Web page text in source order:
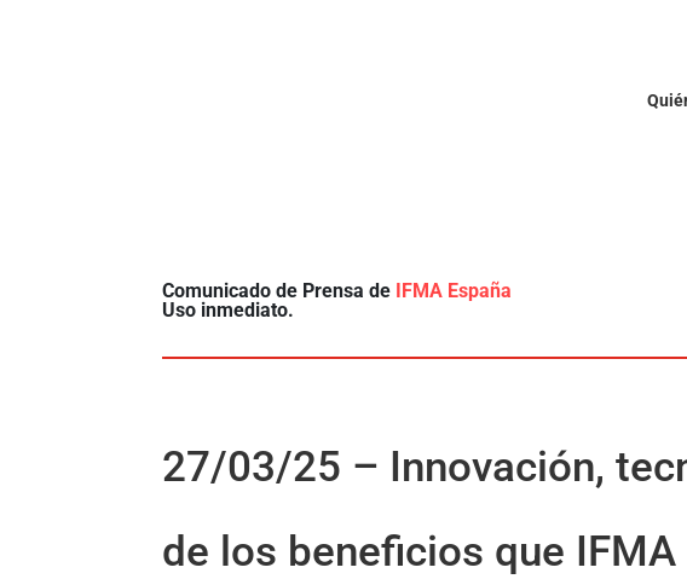
Comunicado de Prensa de
IFMA España
Uso inmediato.
27/03/25 – Innovación,
de los beneficios que